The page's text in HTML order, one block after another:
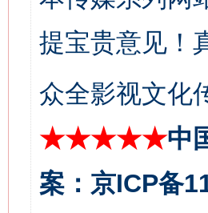
提宝贵意见！
众全影视文化
★★★★★中
案：京ICP备